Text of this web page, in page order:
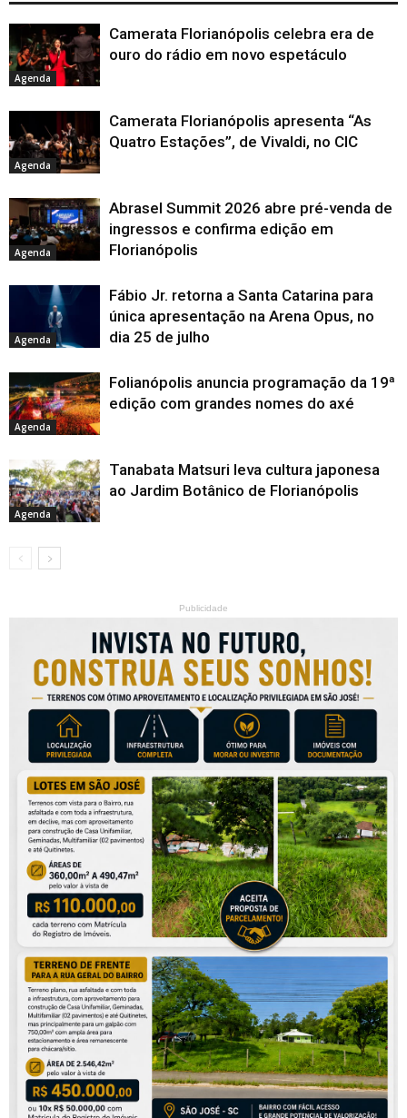
Agenda
Camerata Florianópolis celebra era de
ouro do rádio em novo espetáculo
Agenda
Camerata Florianópolis apresenta “As
Quatro Estações”, de Vivaldi, no CIC
Agenda
Abrasel Summit 2026 abre pré-venda de
ingressos e confirma edição em
Florianópolis
Agenda
Fábio Jr. retorna a Santa Catarina para
única apresentação na Arena Opus, no
dia 25 de julho
Agenda
Folianópolis anuncia programação da 19ª
edição com grandes nomes do axé
Agenda
Tanabata Matsuri leva cultura japonesa
ao Jardim Botânico de Florianópolis
Publicidade